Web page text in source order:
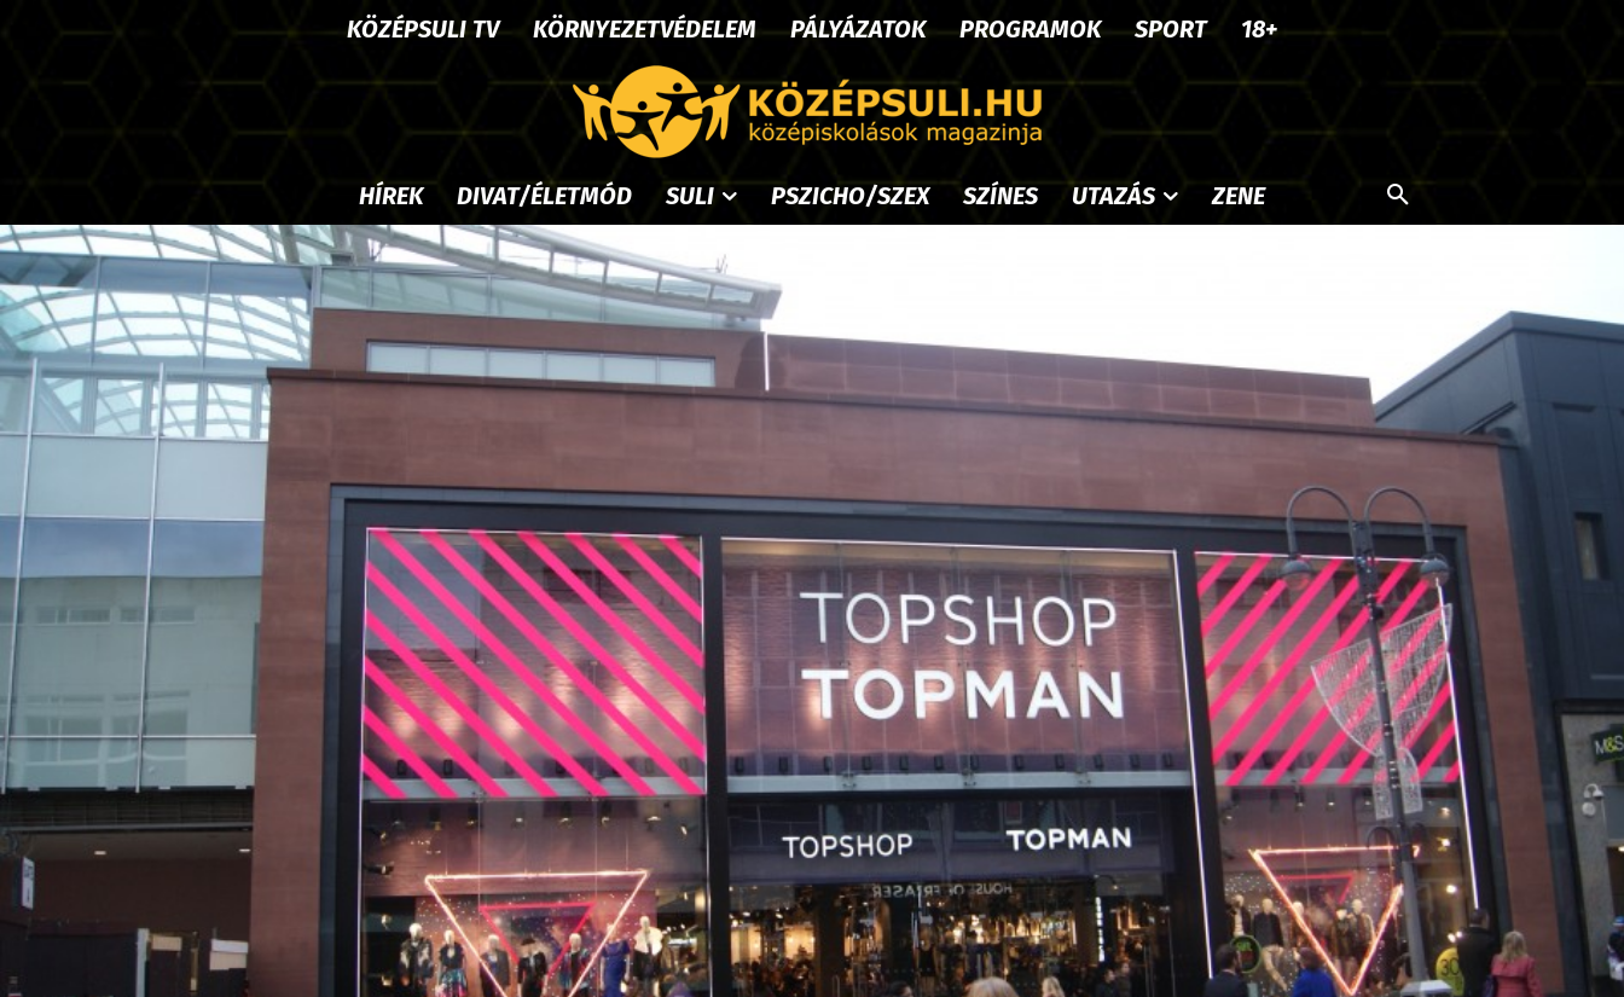
KÖZÉPSULI TV KÖRNYEZETVÉDELEM PÁLYÁZATOK PROGRAMOK SPORT 18+
HÍREK DIVAT/ÉLETMÓD SULI PSZICHO/SZEX SZÍNES UTAZÁS ZENE